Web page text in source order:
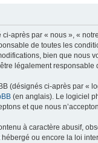
après par « nous », «
de toutes les
bien que nous
légalement
(désignés ci-après par «
(en anglais). Le logiciel
et que nous
à caractère abusif,
ou encore la loi